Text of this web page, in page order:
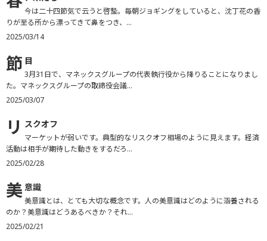
今は二十四節気で云うと啓蟄。毎朝ジョギングをしていると、沈丁花の香
りが至る所から漂ってきて鼻をつき、...
2025/03/14
節 目
3月31日で、マネックスグループの代表執行役から降りることになりまし
た。マネックスグループの取締役会議...
2025/03/07
リ スクオフ
マーケットが弱いです。典型的なリスクオフ相場のように見えます。経済
活動は相手が期待した動きをするだろ...
2025/02/28
美意識
美意識とは、とても大切な概念です。人の美意識はどのように涵養される
のか？美意識はどうあるべきか？それ...
2025/02/21